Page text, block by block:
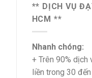
** DỊCH VỤ
HCM **
Nhanh chóng:
+ Trên 90%
liền trong 30 đến